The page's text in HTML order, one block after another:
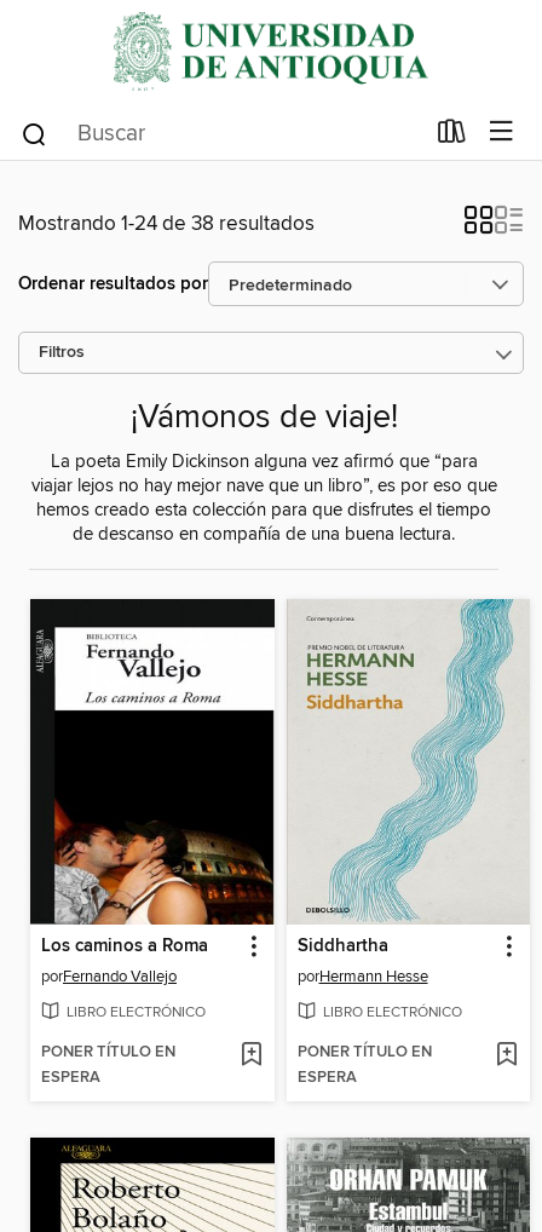
Mostrando 1-24 de 38 resultados
Ordenar resultados por
Filtros
¡Vámonos de viaje!
La poeta Emily Dickinson alguna vez afirmó que “para
viajar lejos no hay mejor nave que un libro”, es por eso que
hemos creado esta colección para que disfrutes el tiempo
de descanso en compañía de una buena lectura.
Los caminos a Roma
porFernando Vallejo
LIBRO ELECTRÓNICO
PONER TÍTULO EN
ESPERA
Siddhartha
porHermann Hesse
LIBRO ELECTRÓNICO
PONER TÍTULO EN
ESPERA